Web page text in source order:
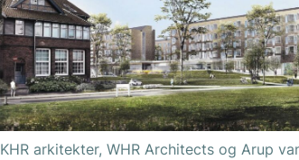
KHR arkitekter, WHR Architects og Arup